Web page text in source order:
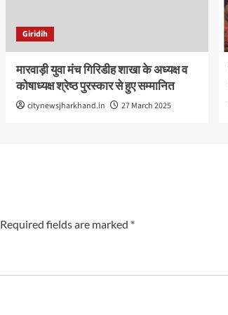
Giridih
मारवाड़ी युवा मंच गिरिडीह शाखा के अध्यक्ष व
कोषाध्यक्ष श्रेष्ठ पुरस्कार से हुए सम्मानित
citynewsjharkhand.in 27 March 2025
Required fields are marked *